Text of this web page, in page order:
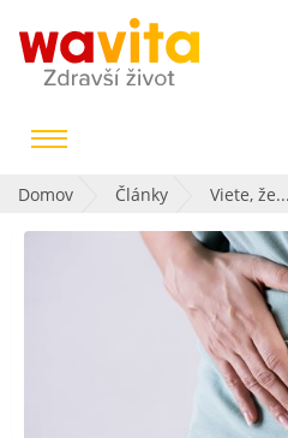
Domov Články Viete, že...